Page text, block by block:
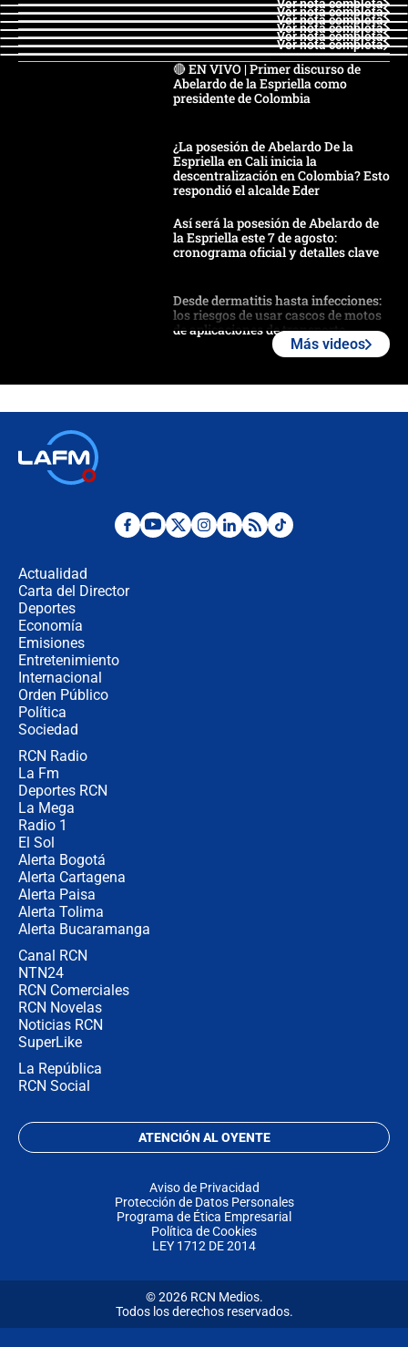
Ver nota completa
Ver nota completa
Ver nota completa
Ver nota completa
Ver nota completa
Ver nota completa
🔴 EN VIVO | Primer discurso de
Abelardo de la Espriella como
presidente de Colombia
¿La posesión de Abelardo De la
Espriella en Cali inicia la
descentralización en Colombia? Esto
respondió el alcalde Eder
Así será la posesión de Abelardo de
la Espriella este 7 de agosto:
cronograma oficial y detalles clave
Desde dermatitis hasta infecciones:
los riesgos de usar cascos de motos
de aplicaciones de transporte
Posesión de Abelardo De La Espriella
Más videos
Actualidad
Carta del Director
Deportes
Economía
Emisiones
Entretenimiento
Internacional
Orden Público
Política
Sociedad
RCN Radio
La Fm
Deportes RCN
La Mega
Radio 1
El Sol
Alerta Bogotá
Alerta Cartagena
Alerta Paisa
Alerta Tolima
Alerta Bucaramanga
Canal RCN
NTN24
RCN Comerciales
RCN Novelas
Noticias RCN
SuperLike
La República
RCN Social
ATENCIÓN AL OYENTE
Aviso de Privacidad
Protección de Datos Personales
Programa de Ética Empresarial
Política de Cookies
LEY 1712 DE 2014
© 2026 RCN Medios.
Todos los derechos reservados.